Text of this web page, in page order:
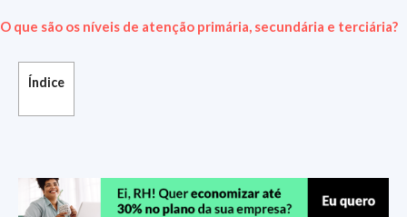
O que são os níveis de atenção primária, secundária e terciária?
Índice